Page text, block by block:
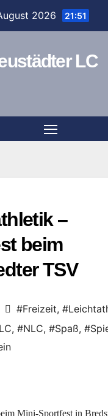
2026 21:51
LC
–
beim
TSV
#Freizeit,
, #NLC, #Spaß,
Mini-Sportfest in